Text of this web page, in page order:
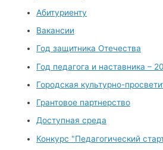
Абитуриенту
Вакансии
Год защитника Отечества
Год педагога и наставника –
Городская культурно-
Грантовое партнерство
Доступная среда
Конкурс "Педагогический